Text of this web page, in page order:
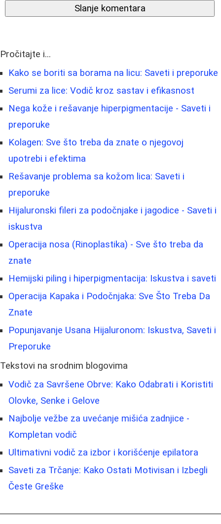
Slanje komentara
Pročitajte i...
Kako se boriti sa borama na licu: Saveti i preporuke
Serumi za lice: Vodič kroz sastav i efikasnost
Nega kože i rešavanje hiperpigmentacije - Saveti i
preporuke
Kolagen: Sve što treba da znate o njegovoj
upotrebi i efektima
Rešavanje problema sa kožom lica: Saveti i
preporuke
Hijaluronski fileri za podočnjake i jagodice - Saveti i
iskustva
Operacija nosa (Rinoplastika) - Sve što treba da
znate
Hemijski piling i hiperpigmentacija: Iskustva i saveti
Operacija Kapaka i Podočnjaka: Sve Što Treba Da
Znate
Popunjavanje Usana Hijaluronom: Iskustva, Saveti i
Preporuke
Tekstovi na srodnim blogovima
Vodič za Savršene Obrve: Kako Odabrati i Koristiti
Olovke, Senke i Gelove
Najbolje vežbe za uvećanje mišića zadnjice -
Kompletan vodič
Ultimativni vodič za izbor i korišćenje epilatora
Saveti za Trčanje: Kako Ostati Motivisan i Izbegli
Česte Greške